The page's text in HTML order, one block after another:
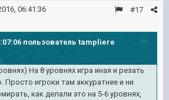
#17
06:41:36
пользователь tampliere
На 8 уровнях игра иная и резать
Просто игроки там аккуратнее и ни
как делали это на 5-6 уровнях,